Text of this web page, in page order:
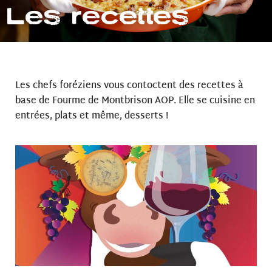
Les recettes
Les chefs foréziens vous contoctent des recettes à
base de Fourme de Montbrison AOP. Elle se cuisine en
entrées, plats et même, desserts !